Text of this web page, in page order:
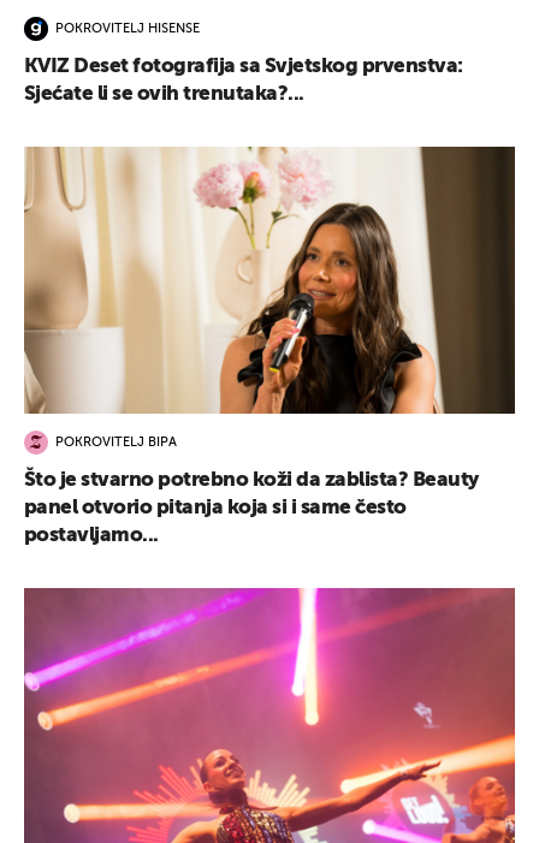
POKROVITELJ HISENSE
KVIZ Deset fotografija sa Svjetskog prvenstva:
Sjećate li se ovih trenutaka?...
POKROVITELJ BIPA
Što je stvarno potrebno koži da zablista? Beauty
panel otvorio pitanja koja si i same često
postavljamo...